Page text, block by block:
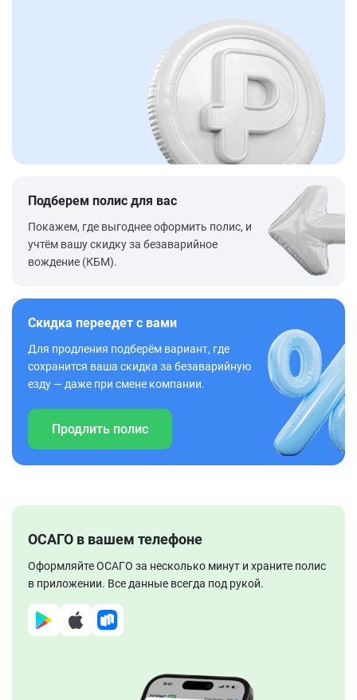
Подберем полис для вас
Покажем, где выгоднее оформить полис, и
учтём вашу скидку за безаварийное
вождение (КБМ).
Скидка переедет с вами
Для продления подберём вариант, где
сохранится ваша скидка за безаварийную
езду — даже при смене компании.
Продлить полис
ОСАГО в вашем телефоне
Оформляйте ОСАГО за несколько минут и храните полис
в приложении. Все данные всегда под рукой.